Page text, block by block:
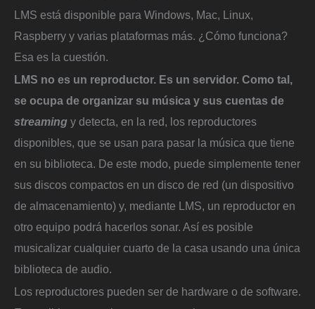
LMS está disponible para Windows, Mac, Linux,
Raspberry y varias plataformas más. ¿Cómo funciona?
Esa es la cuestión.
LMS no es un reproductor. Es un servidor. Como tal,
se ocupa de organizar su música y sus cuentas de
streaming y detecta, en la red, los reproductores
disponibles, que se usan para pasar la música que tiene
en su biblioteca. De este modo, puede simplemente tener
sus discos compactos en un disco de red (un dispositivo
de almacenamiento) y, mediante LMS, un reproductor en
otro equipo podrá hacerlos sonar. Así es posible
musicalizar cualquier cuarto de la casa usando una única
biblioteca de audio.
Los reproductores pueden ser de hardware o de software.